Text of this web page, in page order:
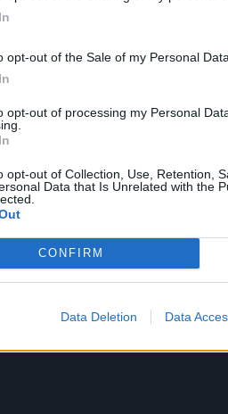
opt-out of the Sale of my Personal Data.
opt-out of processing my Personal
opt-out of Collection, Use, Retention,
Data that Is Unrelated with the
CONFIRM
Data Deletion Data